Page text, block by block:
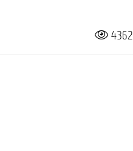
4362